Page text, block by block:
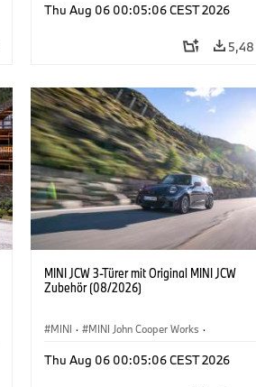
Sonderausstattungen, Zubehör
Thu Aug 06 00:05:06 CEST 2026
5,48
MINI JCW 3-Türer mit Original MINI JCW
Zubehör (08/2026)
MINI · MINI John Cooper Works ·
Sonderausstattungen, Zubehör
Thu Aug 06 00:05:06 CEST 2026